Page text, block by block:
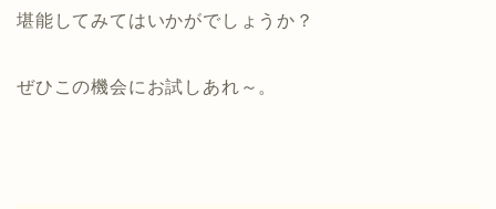
堪能してみてはいかがでしょうか？
ぜひこの機会にお試しあれ～。